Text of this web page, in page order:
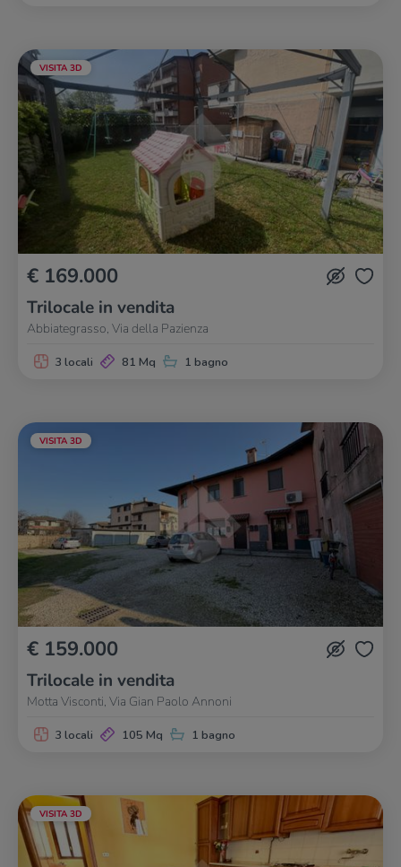
VISITA 3D
€ 169.000
Trilocale in vendita
Abbiategrasso, Via della Pazienza
3 locali 81 Mq 1 bagno
VISITA 3D
€ 159.000
Trilocale in vendita
Motta Visconti, Via Gian Paolo Annoni
3 locali 105 Mq 1 bagno
VISITA 3D